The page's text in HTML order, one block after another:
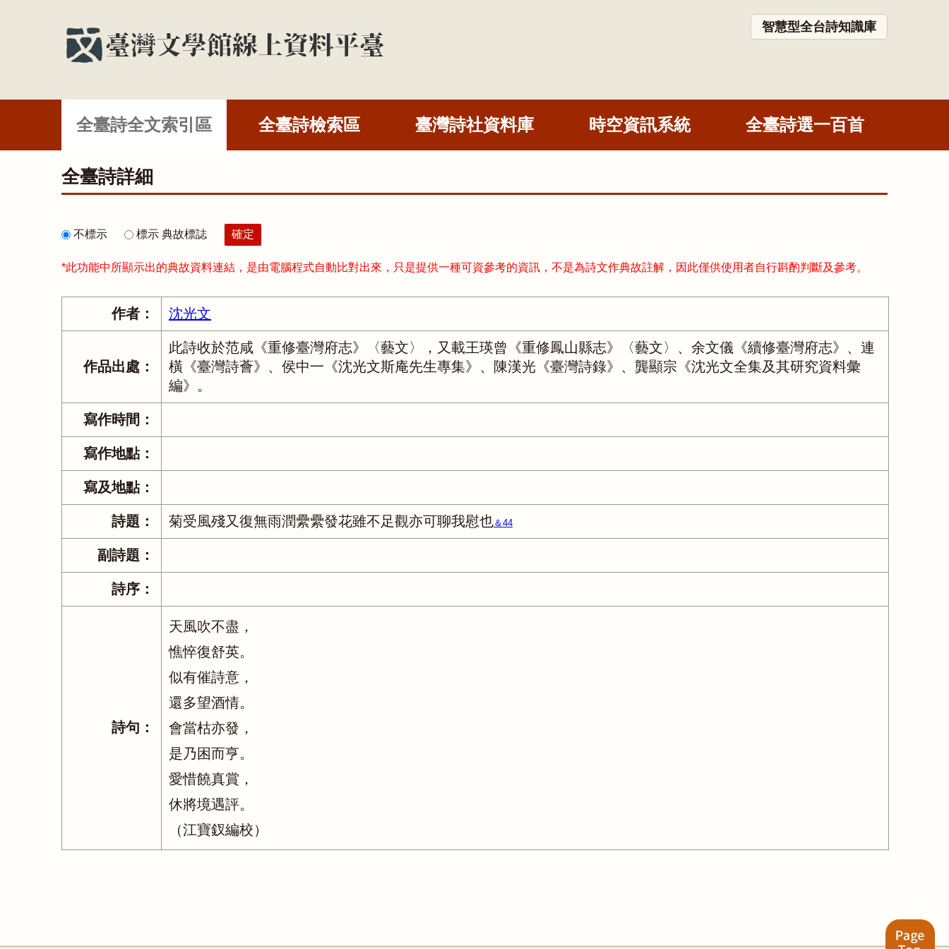
智慧型全台詩知識庫
全臺詩全文索引區 全臺詩檢索區 臺灣詩社資料庫 時空資訊系統 全臺詩選一百首
全臺詩詳細
不標示 標示 典故標誌
*此功能中所顯示出的典故資料連結，是由電腦程式自動比對出來，只是提供一種可資參考的資訊，不是為詩文作典故註解，因此僅供使用者自行斟酌判斷及參考。
作者： 沈光文
作品出處：
此詩收於范咸《重修臺灣府志》〈藝文〉，又載王瑛曾《重修鳳山縣志》〈藝文〉、余文儀《續修臺灣府志》、連
橫《臺灣詩薈》、侯中一《沈光文斯庵先生專集》、陳漢光《臺灣詩錄》、龔顯宗《沈光文全集及其研究資料彙
編》。
寫作時間：
寫作地點：
寫及地點：
詩題： 菊受風殘又復無雨潤纍纍發花雖不足觀亦可聊我慰也＆44
副詩題：
詩序：
詩句：
天風吹不盡，
憔悴復舒英。
似有催詩意，
還多望酒情。
會當枯亦發，
是乃困而亨。
愛惜饒真賞，
休將境遇評。
（江寶釵編校）